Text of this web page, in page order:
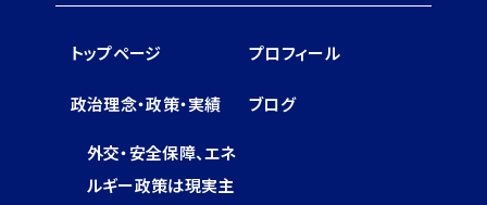
トップページ プロフィール
政治理念・政策・実績
外交・安全保障、エネ
ルギー政策は現実主
ブログ